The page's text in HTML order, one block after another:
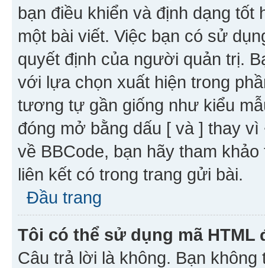
bạn điều khiển và định dạng
một bài viết. Việc bạn có sử
quyết định của người quản trị.
với lựa chọn xuất hiện trong
tương tự gần giống như kiểu
đóng mở bằng dấu [ và ] thay
về BBCode, bạn hãy tham
liên kết có trong trang gửi bài.
Đầu trang
Tôi có thể sử dụng mã
Câu trả lời là không. Bạn